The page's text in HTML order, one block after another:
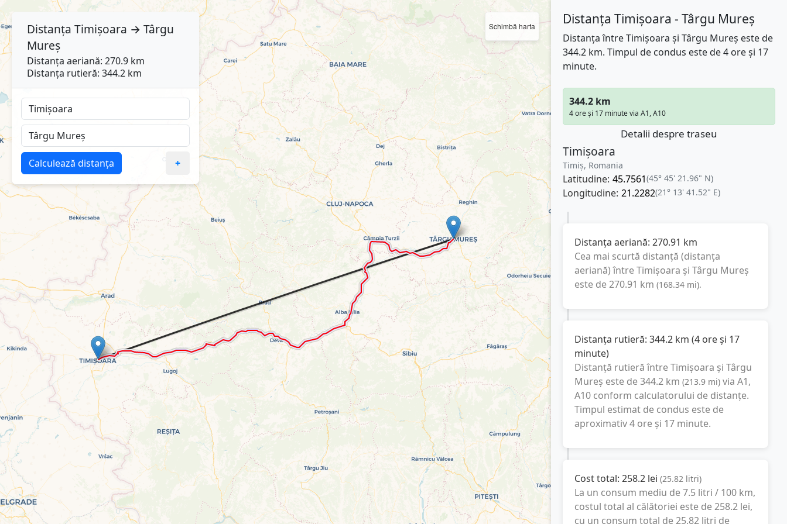
Schimbă harta Distanța Timișoara - Târgu Mureș
Distanța între Timișoara și Târgu Mureș este de
344.2 km. Timpul de condus este de 4 ore și 17
minute.
344.2 km
4 ore și 17 minute via A1, A10
Detalii despre traseu
Timișoara
Timiș, Romania
Latitudine: 45.7561(45° 45' 21.96" N)
Longitudine: 21.2282(21° 13' 41.52" E)
Distanța aeriană: 270.91 km
Cea mai scurtă distanță (distanța
aeriană) întreTimișoara și Târgu Mureș
este de270.91 km (168.34 mi).
Distanța rutieră: 344.2 km (4 ore și 17
minute)
Distanță rutieră întreTimișoara și Târgu
Mureș este de344.2 km (213.9 mi) via A1,
A10conform calculatorului de distanțe.
Timpul estimat de condus este de
aproximativ4 ore și 17 minute.
Cost total: 258.2 lei (25.82 litri)
La un consum mediu de7.5 litri / 100 km,
costul total al călătoriei este de258.2 lei,
cu un consum total de25.82 litri de
Distanța Timișoara → Târgu
Mureș
Distanța aeriană: 270.9 km
Distanța rutieră: 344.2 km
Calculează distanța +